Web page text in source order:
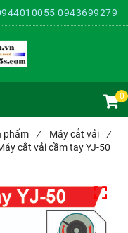
0943699279
0
phẩm / Máy cắt vải
/
cắt vải cầm tay YJ-50